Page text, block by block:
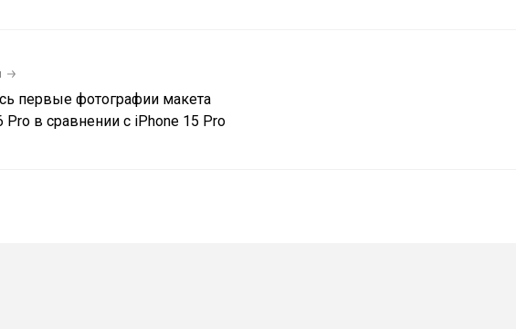
первые фотографии макета
Pro в сравнении с iPhone 15 Pro